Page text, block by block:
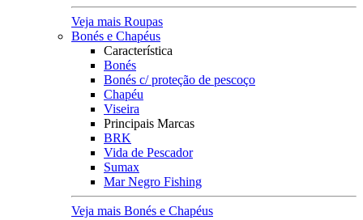
Veja mais Roupas
Bonés e Chapéus
Característica
Bonés
Bonés c/ proteção de pescoço
Chapéu
Viseira
Principais Marcas
BRK
Vida de Pescador
Sumax
Mar Negro Fishing
Veja mais Bonés e Chapéus